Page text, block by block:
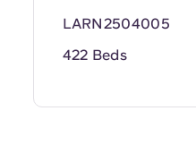
LARN2504005
422 Beds